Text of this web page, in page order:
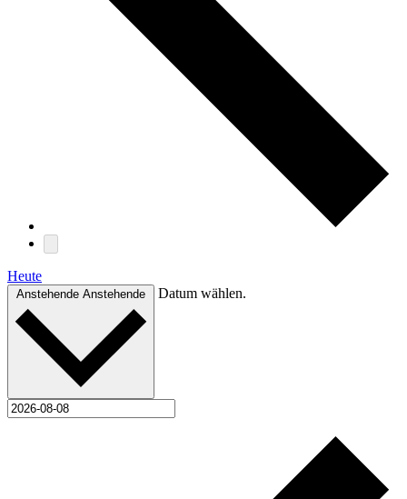
Heute
Anstehende Anstehende Datum wählen.